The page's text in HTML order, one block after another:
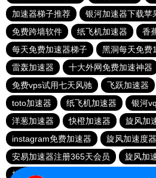
加速器梯子推荐
银河加速器下载苹
免费跨墙软件
纸飞机加速器
香
每天免费加速器梯子
黑洞每天免费
雷轰加速器
十大外网免费加速神器
免费vps试用七天风驰
飞跃加速器
toto加速器
纸飞机加速器 银河
洋葱加速器
快橙加速器 旋风加
instagram免费加速器
旋风加速度器
安易加速器注册365天会员
旋风加
梯子加速器app免费永久